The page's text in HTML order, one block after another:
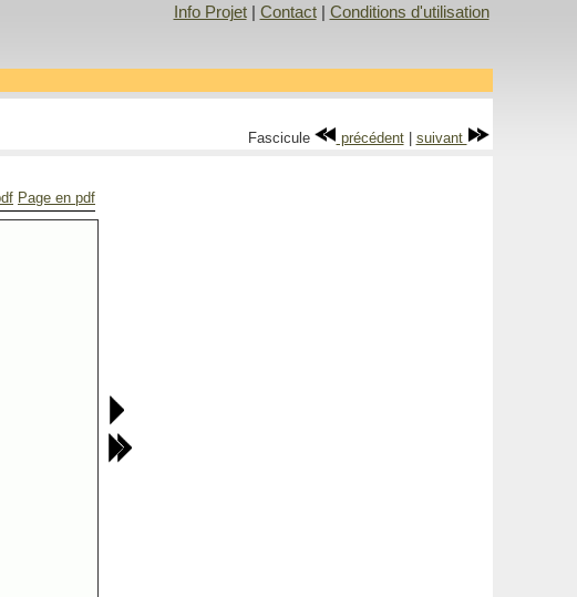
Info Projet| Contact| Conditions d'utilisation
Fascicule précédent| suivant
Page en pdf